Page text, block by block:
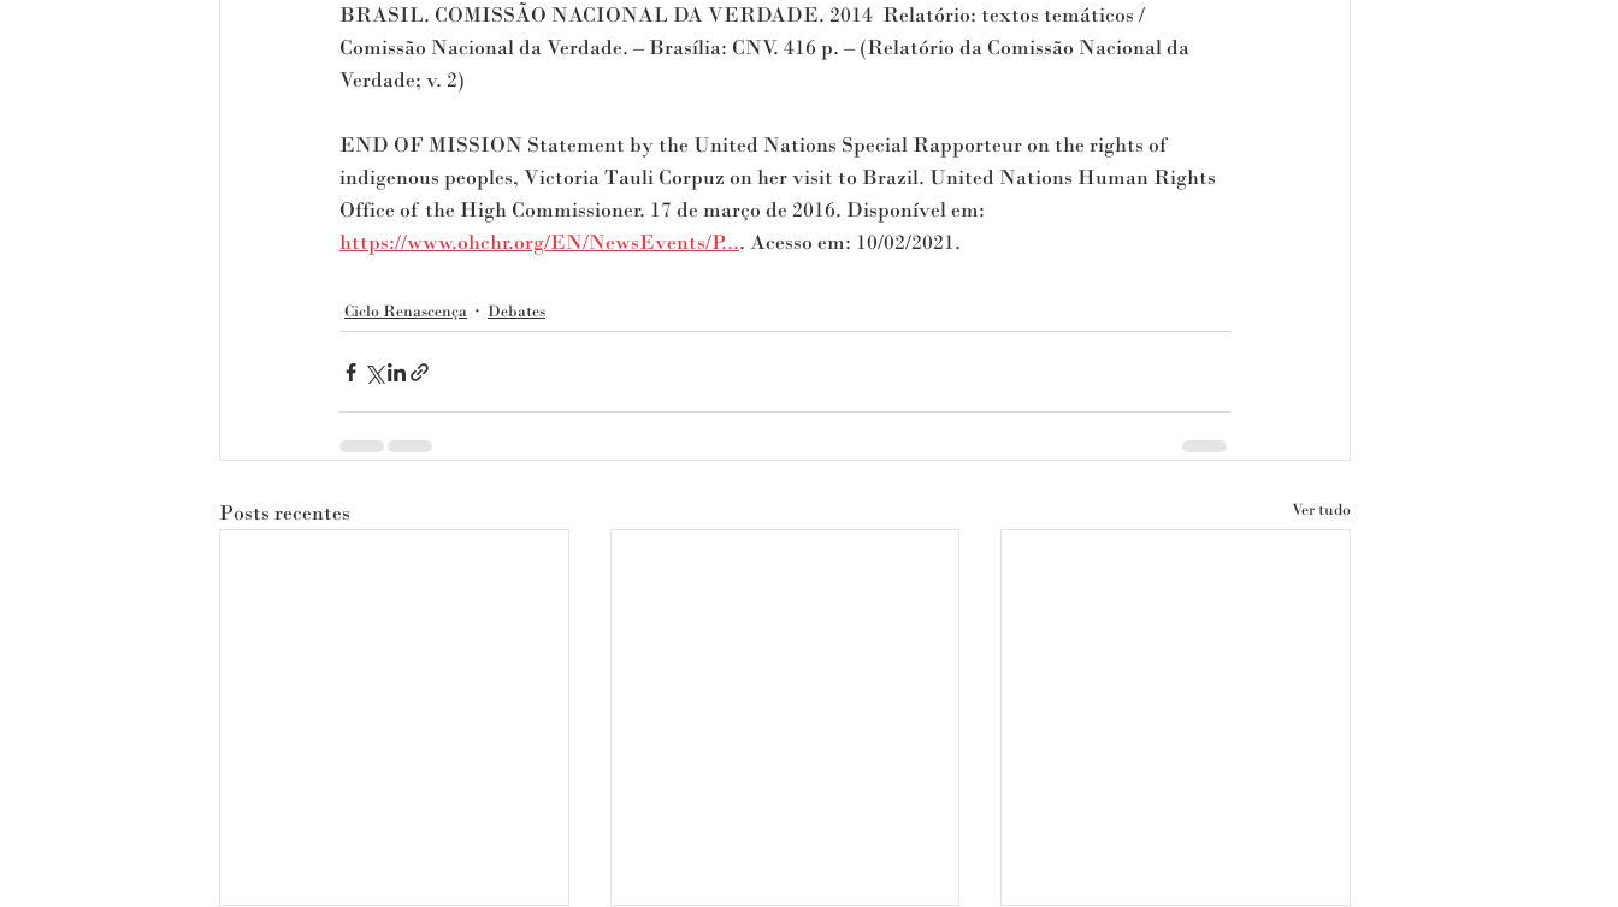
BRASIL. COMISSÃO NACIONAL DA VERDADE. 2014  Relatório: textos temáticos /
Comissão Nacional da Verdade. – Brasília: CNV. 416 p. – (Relatório da Comissão Nacional da
Verdade; v. 2)
END OF MISSION Statement by the United Nations Special Rapporteur on the rights of
indigenous peoples, Victoria Tauli Corpuz on her visit to Brazil. United Nations Human Rights
Office of the High Commissioner. 17 de março de 2016. Disponível em:
https://www.ohchr.org/EN/NewsEvents/P.... Acesso em: 10/02/2021.
Ciclo Renascença Debates
Posts recentes Ver tudo